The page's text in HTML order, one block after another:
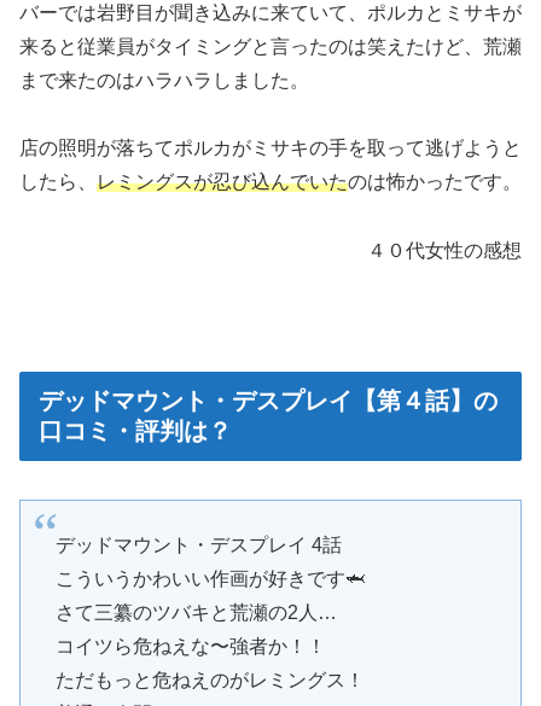
バーでは岩野目が聞き込みに来ていて、ポルカとミサキが
来ると従業員がタイミングと言ったのは笑えたけど、荒瀬
まで来たのはハラハラしました。
店の照明が落ちてポルカがミサキの手を取って逃げようと
したら、 レミングスが忍び込んでいたのは怖かったです。
４０代女性の感想
デッドマウント・デスプレイ【第４話】の
口コミ・評判は？
デッドマウント・デスプレイ 4話
こういうかわいい作画が好きです🦈
さて三纂のツバキと荒瀬の2人…
コイツら危ねえな〜強者か！！
ただもっと危ねえのがレミングス！